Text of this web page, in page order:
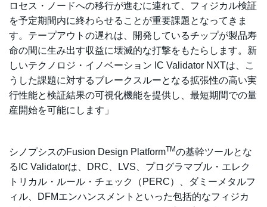
ロセス・ノードへの移行が進むに連れて、フィジカル検証
を予定期間内に終わらせることが重要課題となってきま
す。テープアウトの遅れは、開発しているチップが製品寿
命の間に生み出す収益に壊滅的な打撃をもたらします。新
しいテクノロジ・イノベーション IC Validator NXTは、こ
うした課題に対するブレークスルーとなる拡張性の高い実
行性能と検証結果の可視化機能を提供し、最短期間での量
産開始を可能にします」
シノプシスのFusion Design PlatformTMの基幹ツールとな
るIC Validatorは、DRC、LVS、プログラマブル・エレク
トリカル・ルール・チェック（PERC）、ダミーメタルフ
ィル、DFMエンハンスメントといった包括的なフィジカ